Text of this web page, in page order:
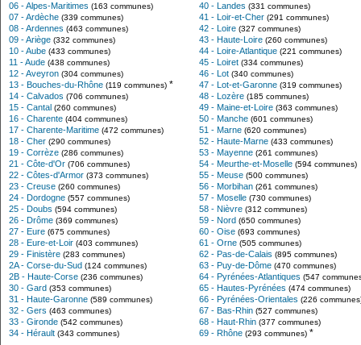
06 - Alpes-Maritimes (163 communes)
07 - Ardèche (339 communes)
08 - Ardennes (463 communes)
09 - Ariège (332 communes)
10 - Aube (433 communes)
11 - Aude (438 communes)
12 - Aveyron (304 communes)
13 - Bouches-du-Rhône (119 communes) *
14 - Calvados (706 communes)
15 - Cantal (260 communes)
16 - Charente (404 communes)
17 - Charente-Maritime (472 communes)
18 - Cher (290 communes)
19 - Corrèze (286 communes)
21 - Côte-d'Or (706 communes)
22 - Côtes-d'Armor (373 communes)
23 - Creuse (260 communes)
24 - Dordogne (557 communes)
25 - Doubs (594 communes)
26 - Drôme (369 communes)
27 - Eure (675 communes)
28 - Eure-et-Loir (403 communes)
29 - Finistère (283 communes)
2A - Corse-du-Sud (124 communes)
2B - Haute-Corse (236 communes)
30 - Gard (353 communes)
31 - Haute-Garonne (589 communes)
32 - Gers (463 communes)
33 - Gironde (542 communes)
34 - Hérault (343 communes)
40 - Landes (331 communes)
41 - Loir-et-Cher (291 communes)
42 - Loire (327 communes)
43 - Haute-Loire (260 communes)
44 - Loire-Atlantique (221 communes)
45 - Loiret (334 communes)
46 - Lot (340 communes)
47 - Lot-et-Garonne (319 communes)
48 - Lozère (185 communes)
49 - Maine-et-Loire (363 communes)
50 - Manche (601 communes)
51 - Marne (620 communes)
52 - Haute-Marne (433 communes)
53 - Mayenne (261 communes)
54 - Meurthe-et-Moselle (594 communes)
55 - Meuse (500 communes)
56 - Morbihan (261 communes)
57 - Moselle (730 communes)
58 - Nièvre (312 communes)
59 - Nord (650 communes)
60 - Oise (693 communes)
61 - Orne (505 communes)
62 - Pas-de-Calais (895 communes)
63 - Puy-de-Dôme (470 communes)
64 - Pyrénées-Atlantiques (547
65 - Hautes-Pyrénées (474 communes)
66 - Pyrénées-Orientales (226
67 - Bas-Rhin (527 communes)
68 - Haut-Rhin (377 communes)
69 - Rhône (293 communes) *